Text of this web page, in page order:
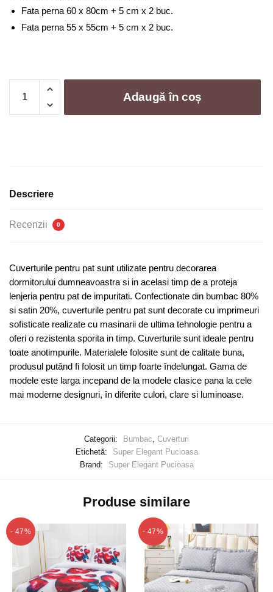
259,00 lei.
Fata perna 60 x 80cm + 5 cm x 2 buc.
Fata perna 55 x 55cm + 5 cm x 2 buc.
Cuvertura
de
piese
Adaugă în coș
Descriere
Recenzii 0
Cuverturile pentru pat sunt utilizate pentru decorarea
dormitorului dumneavoastra si in acelasi timp de a proteja
lenjeria pentru pat de impuritati. Confectionate din bumbac 80%
si satin 20%, cuverturile pentru pat sunt decorate cu imprimeuri
sofisticate realizate cu masinarii de ultima tehnologie pentru a
oferi o rezistenta sporita in timp. Cuverturile sunt ideale pentru
toate anotimpurile. Materialele folosite sunt de calitate buna,
produsul putând fi folosit un timp foarte îndelungat. Gama de
modele este larga incepand de la modele clasice pana la cele
mai moderne designuri, în diferite culori, clare si luminoase.
Categorii: Bumbac Cuverturi
Etichetă:
Super Elegant Pucioasa
Brand:
Super Elegant Pucioasa
Produse similare
- 47% - 47%